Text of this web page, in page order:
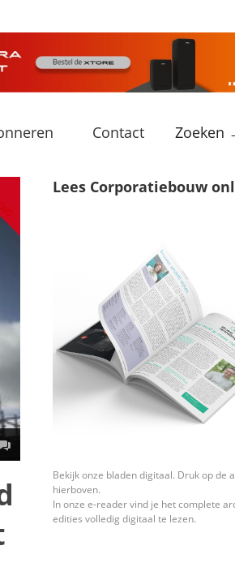
Contact Zoeken
Lees Corporatiebouw
Bekijk onze bladen digitaal. Druk op de
hierboven.
In onze e-reader vind je het complete
edities volledig digitaal te lezen.